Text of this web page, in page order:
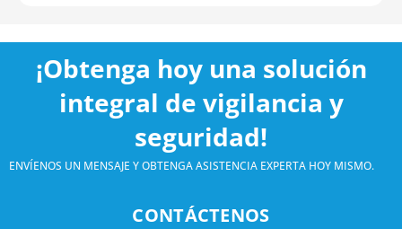
¡Obtenga hoy una solución
integral de vigilancia y
seguridad!
ENVÍENOS UN MENSAJE Y OBTENGA ASISTENCIA EXPERTA HOY MISMO.
CONTÁCTENOS